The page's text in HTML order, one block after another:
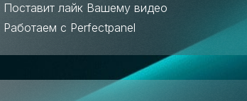
Поставит лайк Вашему видео
Работаем с Perfectpanel